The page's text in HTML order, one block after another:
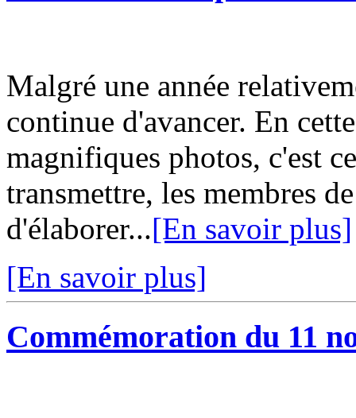
Malgré une année
continue d'avancer. En
magnifiques photos, c'est
transmettre, les membres
d'élaborer...[En savoir plus]
[En savoir plus]
Commémoration du 11